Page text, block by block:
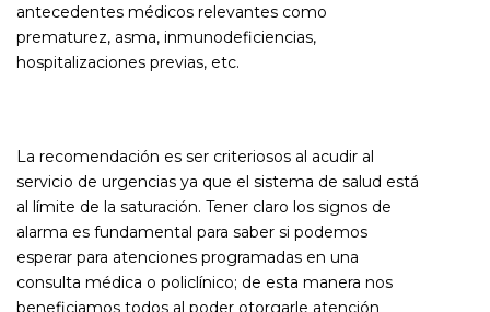
antecedentes médicos relevantes como
prematurez, asma, inmunodeficiencias,
hospitalizaciones previas, etc.
La recomendación es ser criteriosos al acudir al
servicio de urgencias ya que el sistema de salud está
al límite de la saturación. Tener claro los signos de
alarma es fundamental para saber si podemos
esperar para atenciones programadas en una
consulta médica o policlínico; de esta manera nos
beneficiamos todos al poder otorgarle atención